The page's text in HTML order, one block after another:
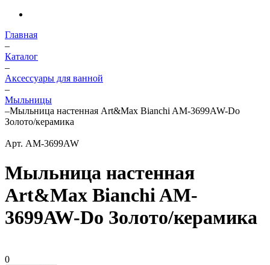
Главная
–
Каталог
–
Аксессуары для ванной
–
Мыльницы
–Мыльница настенная Art&Max Bianchi AM-3699AW-Do
Золото/керамика
Арт. AM-3699AW
Мыльница настенная
Art&Max Bianchi AM-
3699AW-Do Золото/керамика
0